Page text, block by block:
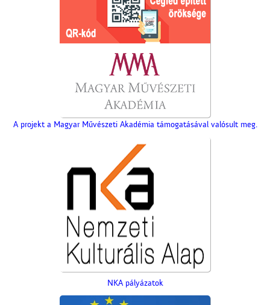
A projekt a Magyar Művészeti Akadémia támogatásával valósult meg.
NKA pályázatok